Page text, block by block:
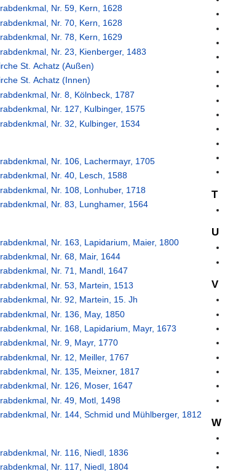
Nr. 59, Kern, 1628
Nr. 70, Kern, 1628
Nr. 78, Kern, 1629
Nr. 23, Kienberger, 1483
St. Achatz (Außen)
St. Achatz (Innen)
Nr. 8, Kölnbeck, 1787
Nr. 127, Kulbinger, 1575
Nr. 32, Kulbinger, 1534
Nr. 106, Lachermayr, 1705
Nr. 40, Lesch, 1588
Nr. 108, Lonhuber, 1718
Nr. 83, Lunghamer, 1564
Nr. 163, Lapidarium, Maier, 1800
Nr. 68, Mair, 1644
Nr. 71, Mandl, 1647
Nr. 53, Martein, 1513
Nr. 92, Martein, 15. Jh
Nr. 136, May, 1850
Nr. 168, Lapidarium, Mayr, 1673
Nr. 9, Mayr, 1770
Nr. 12, Meiller, 1767
Nr. 135, Meixner, 1817
Nr. 126, Moser, 1647
Nr. 49, Motl, 1498
Nr. 144, Schmid und Mühlberger, 1812
Nr. 116, Niedl, 1836
Nr. 117, Niedl, 1804
T
U
V
W